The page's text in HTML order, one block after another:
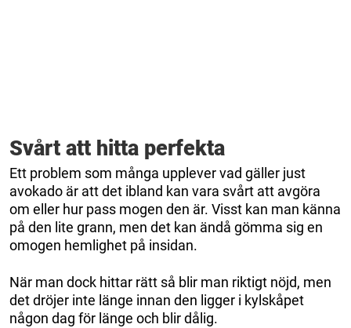
Svårt att hitta perfekta
Ett problem som många upplever vad gäller just
avokado är att det ibland kan vara svårt att avgöra
om eller hur pass mogen den är. Visst kan man känna
på den lite grann, men det kan ändå gömma sig en
omogen hemlighet på insidan.
När man dock hittar rätt så blir man riktigt nöjd, men
det dröjer inte länge innan den ligger i kylskåpet
någon dag för länge och blir dålig.